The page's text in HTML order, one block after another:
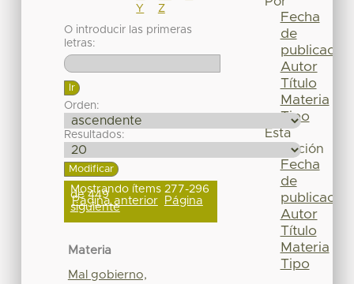
Y
Z
O introducir las primeras
letras:
Orden:
Resultados:
Mostrando ítems 277-296
de 449
Página anterior Página
siguiente
Materia
Mal gobierno,
Fecha
de
publicación
Autor
Título
Materia
Tipo
Esta
colección
Fecha
de
publicación
Autor
Título
Materia
Tipo